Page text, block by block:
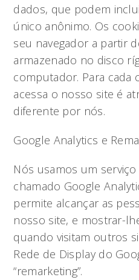
dados, que podem
único anônimo. Os
seu navegador a partir
armazenado no disco
computador. Para cada
acessa o nosso site é
diferente por nós.
Google Analytics e
Nós usamos um
chamado Google
permite alcançar as
nosso site, e mostrar-
quando visitam outros
Rede de Display do
“remarketing”.